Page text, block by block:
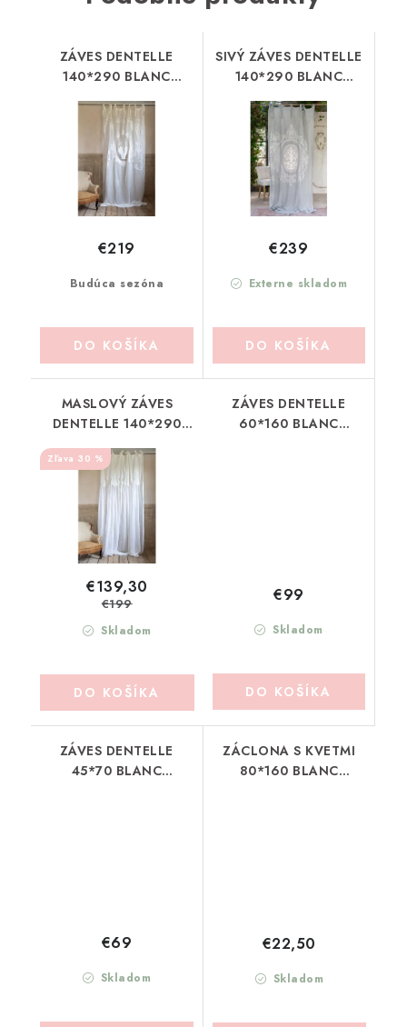
ZÁVES DENTELLE
140*290 BLANC
MARICLO (A36938)
Budúca sezóna
€219
DO KOŠÍKA
SIVÝ ZÁVES DENTELLE
140*290 BLANC
MARICLO (A36936)
Externe skladom
€239
DO KOŠÍKA
MASLOVÝ ZÁVES
DENTELLE 140*290
(A36912)
30 %
Skladom
€139,30
€199
DO KOŠÍKA
ZÁVES DENTELLE
60*160 BLANC
Skladom
€99
DO KOŠÍKA
ZÁVES DENTELLE
45*70 BLANC
Skladom
€69
ZÁCLONA S KVETMI
80*160 BLANC
Skladom
€22,50